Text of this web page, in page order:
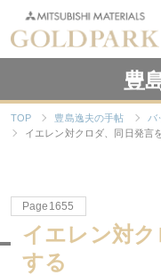
豊
TOP 豊島逸夫の手帖
バ
イエレン対クロダ、同日発言
Page1655
イエレン対
する